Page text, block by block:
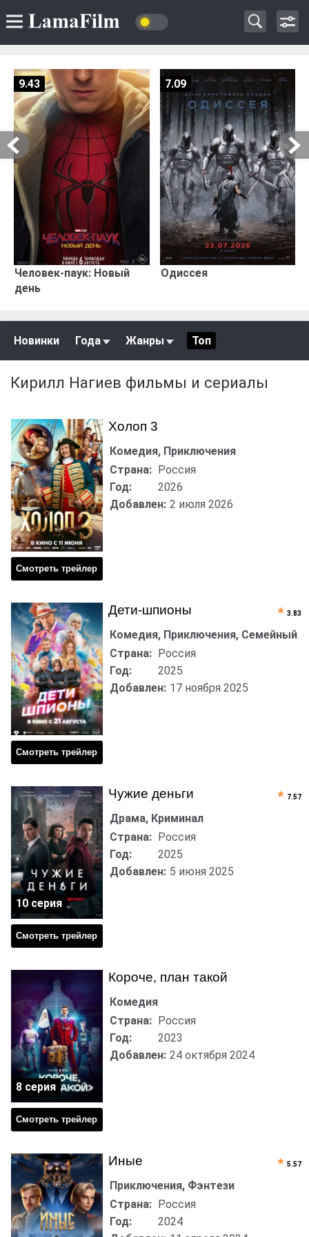
Человек-паук: Новый
день
9.43
Одиссея
7.09
Новинки Года Жанры Топ
Кирилл Нагиев фильмы и сериалы
Холоп 3
Смотреть трейлер
Комедия, Приключения
Страна: Россия
Год:
2026
Добавлен: 2 июля 2026
Дети-шпионы
Смотреть трейлер
Комедия, Приключения, Семейный
Страна: Россия
Год:
2025
Добавлен: 17 ноября 2025
3.83
Чужие деньги
Смотреть трейлер
Драма, Криминал
Страна: Россия
Год:
2025
Добавлен: 5 июня 2025
10 серия
7.57
Короче, план такой
Смотреть трейлер
Комедия
Страна: Россия
Год:
2023
Добавлен: 24 октября 2024
8 серия
Иные
Приключения, Фэнтези
Страна: Россия
Год:
2024
5.57